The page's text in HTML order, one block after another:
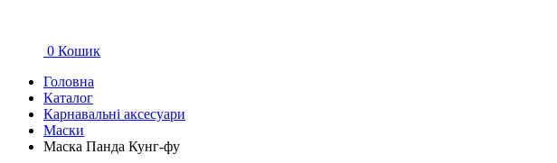
0 Кошик
Головна
Каталог
Карнавальні аксесуари
Маски
Маска Панда Кунг-фу